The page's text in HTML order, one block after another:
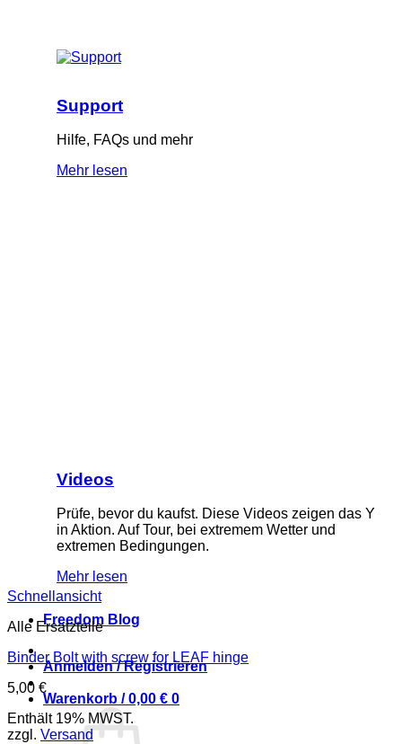
Support
Hilfe, FAQs und mehr
Mehr lesen
Videos
Prüfe, bevor du kaufst. Diese Videos zeigen das Y
in Aktion. Auf Tour, bei extremem Wetter und
extremen Bedingungen.
Mehr lesen
Freedom Blog
Anmelden / Registrieren
Warenkorb /0,00 € 0
Schnellansicht
Alle Ersatzteile
Binder Bolt with screw for LEAF hinge
5,00 €
Enthält 19% MWST.
zzgl. Versand